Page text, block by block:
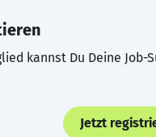
kannst Du Deine
Jetzt